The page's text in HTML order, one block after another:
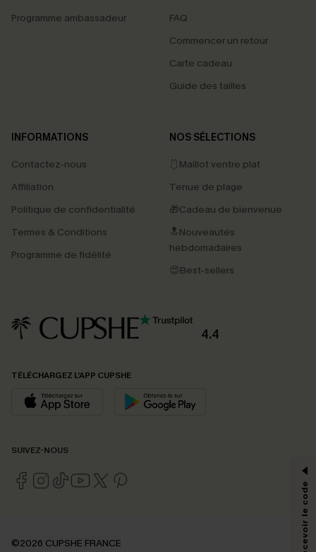
Programme ambassadeur
FAQ
Commencer un retour
Carte cadeau
Guide des tailles
INFORMATIONS
Contactez-nous
Affiliation
Politique de confidentialité
Termes & Conditions
Programme de fidélité
NOS SÉLECTIONS
🩱Maillot ventre plat
Tenue de plage
🎁Cadeau de bienvenue
🔝Nouveautés
hebdomadaires
😍Best-sellers
4.4
TÉLÉCHARGEZ L’APP CUPSHE
SUIVEZ-NOUS
©2026 CUPSHE FRANCE
*Un code par commande, valable une seule fois.
marketing (y compris du contenu généré par l'IA) de Cupshe et